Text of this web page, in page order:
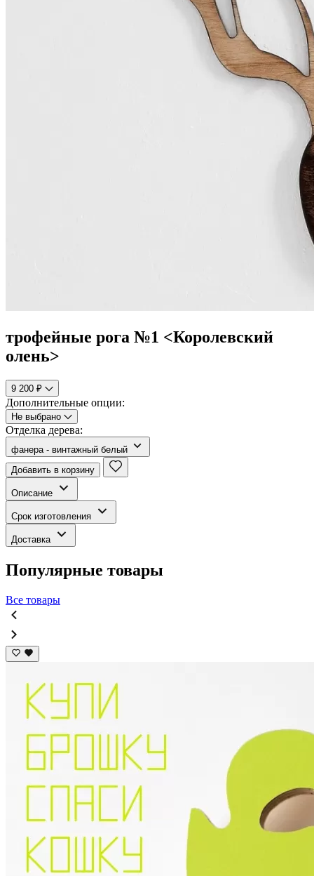
трофейные рога №1 <Королевский
олень>
9 200 ₽
Дополнительные опции:
Не выбрано
Отделка дерева:
фанера - винтажный белый
Добавить в корзину
Описание
Срок изготовления
Доставка
Популярные товары
Все товары